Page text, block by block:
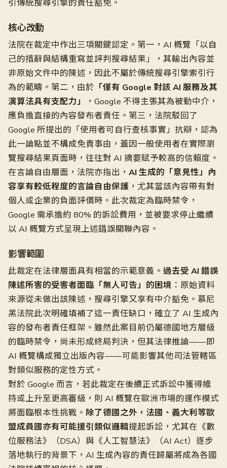
引傳統搜尋引擎的責任豁免。
核心改動
法院在裁定中作出三項關鍵認定。第一，AI 概覽「以自
己的措辭與結構重寫並評判搜尋結果」，其輸出內容並
非原始文件中的陳述，因此不屬於傳統搜尋引擎索引行
為的範疇。第二，由於 「僅有 Google 對該 AI 服務及其
演算法具有支配力」
，Google 不得主張其為被動中介，
應負擔直接的內容發布者責任。第三，法院駁回了
Google 所提出的「使用者可自行查核事實」抗辯，認為
此一論點並不構成免責事由，蓋因一般使用者在實際瀏
覽搜尋結果頁面時，往往對 AI 摘要賦予較高的信賴度。
在言論自由層面，法院亦指出， AI 生成的「意見性」內
容享有較低程度的言論自由保護 ，尤其當該內容帶有對
個人或企業的負面評價時。此次裁定為臨時禁令，
Google 需承擔約 80% 的訴訟費用，並被要求停止繼續
以 AI 概覽方式呈現上述錯誤關聯內容。
影響範圍
此裁定在法律層面具有相當的示範意義。 過去受 AI 錯誤
陳述所害的受害者面臨「無人可告」的困境 ：原始資料
來源從未做出該陳述，搜尋引擎又享有中介豁免。慕尼
黑法院此次明確填補了這一責任缺口，確立了 AI 生成內
容的發布者責任框架。雖然此案目前仍屬德國地方層級
的臨時禁令，尚未形成終局判決，但其法律推論——即
AI 概覽構成獨立出版內容——可能影響其他司法管轄區
對類似服務的定性方式。
對於 Google 而言，若此裁定在後續正式訴訟中獲得維
持或上升至更高審級，則 AI 概覽在歐洲市場的運作模式
將面臨根本性挑戰。 除了德國之外，法國、義大利等歐
盟成員國亦有可能援引類似邏輯提起訴訟，尤其在《數
位服務法》（DSA）與《人工智慧法》（AI Act）逐步
落地執行的背景下，AI 生成內容的責任歸屬將成為各國